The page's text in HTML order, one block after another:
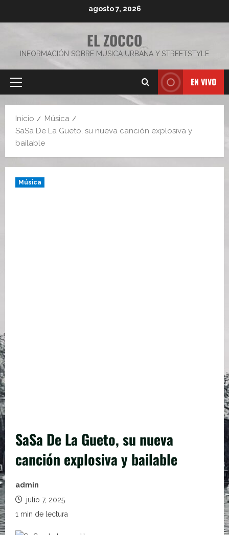
agosto 7, 2026
EL ZOCCO
INFORMACIÓN SOBRE MÚSICA URBANA Y STREETSTYLE
Menú
EN VIVO
Inicio
Música
SaSa De La Gueto, su nueva canción explosiva y
bailable
Música
SaSa De La Gueto, su nueva
canción explosiva y bailable
admin
julio 7, 2025
1 min de lectura